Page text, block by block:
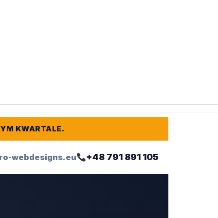
KWARTALE.
webdesigns.eu +48 791 891 105